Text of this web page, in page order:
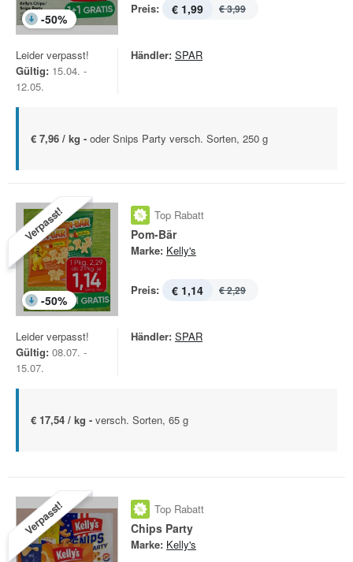
-50%
Preis: € 1,99 € 3,99
Leider verpasst!
Gültig: 15.04. -
12.05.
Händler: SPAR
€ 7,96 / kg - oder Snips Party versch. Sorten, 250 g
Verpasst!
-50%
Top Rabatt
Pom-Bär
Marke: Kelly's
Preis: € 1,14 € 2,29
Leider verpasst!
Gültig: 08.07. -
15.07.
Händler: SPAR
€ 17,54 / kg - versch. Sorten, 65 g
Verpasst! Top Rabatt
Chips Party
Marke: Kelly's